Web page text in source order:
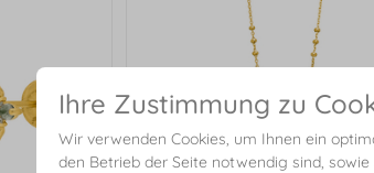
Ihre Zustimmung zu
Wir verwenden Cookies, um Ihnen ein
den Betrieb der Seite notwendig sind,